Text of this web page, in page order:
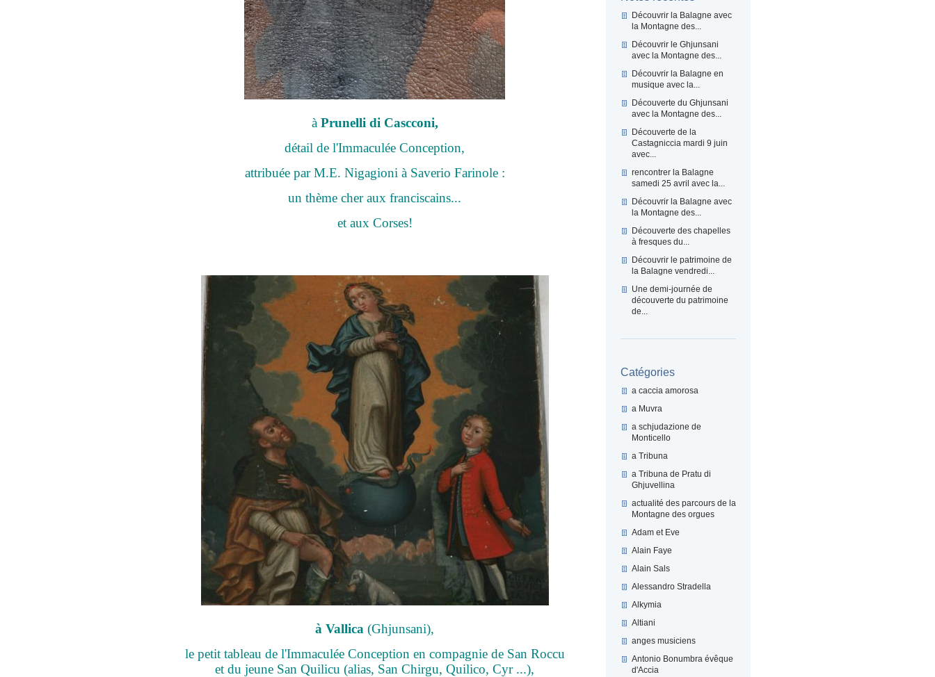
Découvrir la Balagne avec
la Montagne des...
Découvrir le Ghjunsani
avec la Montagne des...
Découvrir la Balagne en
musique avec la...
Découverte du Ghjunsani
avec la Montagne des...
Découverte de la
Castagniccia mardi 9 juin
avec...
rencontrer la Balagne
samedi 25 avril avec la...
Découvrir la Balagne avec
la Montagne des...
Découverte des chapelles
à fresques du...
Découvrir le patrimoine de
la Balagne vendredi...
Une demi-journée de
découverte du patrimoine
de...
Catégories
a caccia amorosa
a Muvra
a schjudazione de
Monticello
a Tribuna
a Tribuna de Pratu di
Ghjuvellina
actualité des parcours de la
Montagne des orgues
Adam et Eve
Alain Faye
Alain Sals
Alessandro Stradella
Alkymia
Altiani
anges musiciens
Antonio Bonumbra évêque
d'Accia
à Prunelli di Cascconi,
détail de l'Immaculée Conception,
attribuée par M.E. Nigagioni à Saverio Farinole :
un thème cher aux franciscains...
et aux Corses!
à Vallica (Ghjunsani),
le petit tableau de l'Immaculée Conception en compagnie de San Roccu
et du jeune San Quilicu (alias, San Chirgu, Quilico, Cyr ...),